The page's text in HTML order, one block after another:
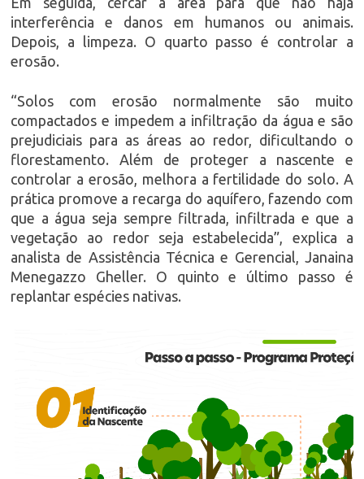
interferência e danos em humanos ou animais.
Depois, a limpeza. O quarto passo é controlar a
erosão.
“Solos com erosão normalmente são muito
compactados e impedem a infiltração da água e são
prejudiciais para as áreas ao redor, dificultando o
florestamento. Além de proteger a nascente e
controlar a erosão, melhora a fertilidade do solo. A
prática promove a recarga do aquífero, fazendo com
que a água seja sempre filtrada, infiltrada e que a
vegetação ao redor seja estabelecida”, explica a
analista de Assistência Técnica e Gerencial, Janaina
Menegazzo Gheller. O quinto e último passo é
replantar espécies nativas.